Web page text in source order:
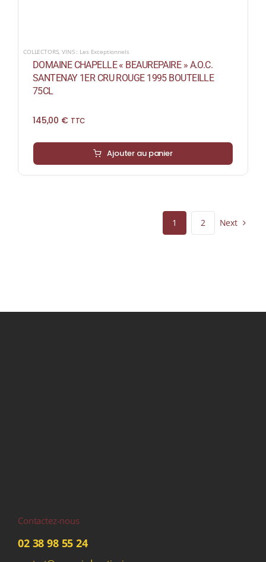
COLLECTORS,VINS : Les Exceptionnels
DOMAINE CHAPELLE « BEAUREPAIRE » A.O.C.
SANTENAY 1ER CRU ROUGE 1995 BOUTEILLE
75CL
145,00 € TTC
Ajouter au panier
1 2 Next
Contactez-nous
02 38 98 55 24